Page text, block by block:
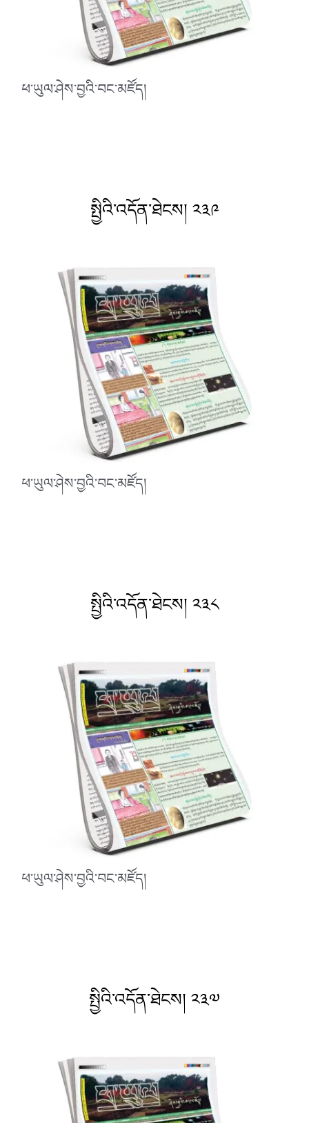
ཕ་ཡུལ་ཤེས་བྱའི་བང་མཛོད།
སྤྱིའི་འདོན་ཐེངས། ༢༣༩
ཕ་ཡུལ་ཤེས་བྱའི་བང་མཛོད།
སྤྱིའི་འདོན་ཐེངས། ༢༣༨
ཕ་ཡུལ་ཤེས་བྱའི་བང་མཛོད།
སྤྱིའི་འདོན་ཐེངས། ༢༣༧